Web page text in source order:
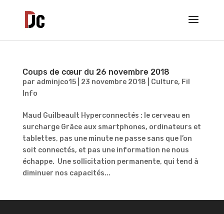
Coups de cœur du 26 novembre 2018
par adminjco15| 23 novembre 2018 Culture, Fil
Info
Maud Guilbeault Hyperconnectés : le cerveau en
surcharge Grâce aux smartphones, ordinateurs et
tablettes, pas une minute ne passe sans que l’on
soit connectés, et pas une information ne nous
échappe. Une sollicitation permanente, qui tend à
diminuer nos capacités...